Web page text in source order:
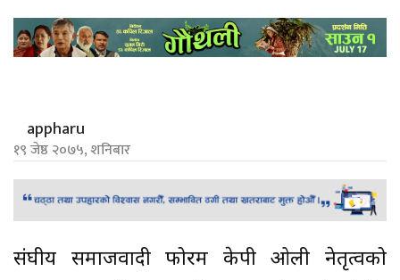
appharu
१९ जेष्ठ २०७५, शनिबार
संघीय समाजवादी फोरम केपी ओली नेतृत्वको